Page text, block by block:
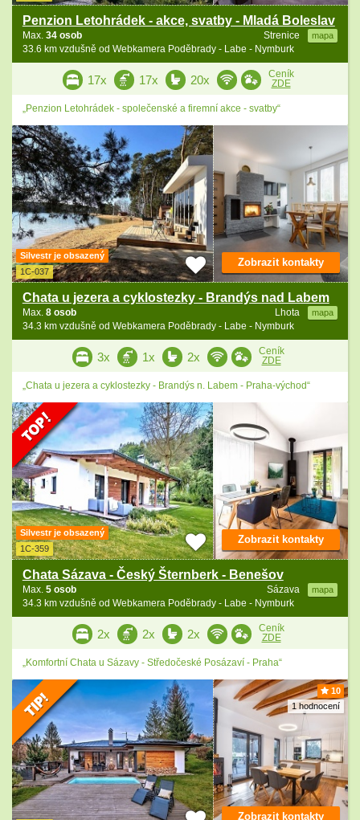
Penzion Letohrádek - akce, svatby - Mladá Boleslav
Strenice mapa
Max. 34 osob
33.6 km vzdušně od Webkamera Poděbrady - Labe - Nymburk
17x 17x 20x
Ceník
ZDE
„Penzion Letohrádek - společenské a firemní akce - svatby“
Silvestr je obsazený
1C-037
Chata u jezera a cyklostezky - Brandýs nad Labem
Lhota mapa
Max. 8 osob
34.3 km vzdušně od Webkamera Poděbrady - Labe - Nymburk
Zobrazit kontakty
3x 1x 2x
Ceník
ZDE
„Chata u jezera a cyklostezky - Brandýs n. Labem - Praha-východ“
Silvestr je obsazený
1C-359
Chata Sázava - Český Šternberk - Benešov
Sázava mapa
Max. 5 osob
34.3 km vzdušně od Webkamera Poděbrady - Labe - Nymburk
Zobrazit kontakty
2x 2x 2x
Ceník
ZDE
„Komfortní Chata u Sázavy - Středočeské Posázaví - Praha“
10
1 hodnocení
Zobrazit kontakty